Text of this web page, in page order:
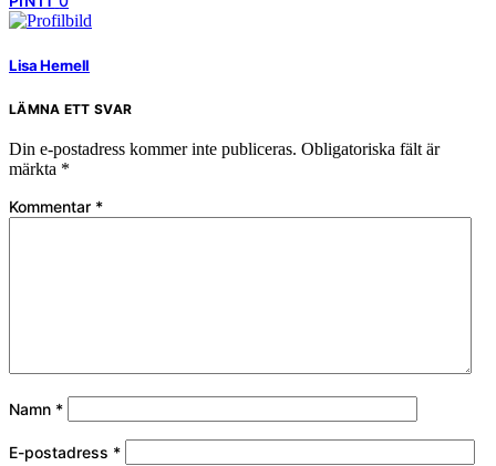
Lisa Hernell
LÄMNA ETT SVAR
Din e-postadress kommer inte publiceras. Obligatoriska fält är
märkta *
Kommentar *
Namn *
E-postadress *